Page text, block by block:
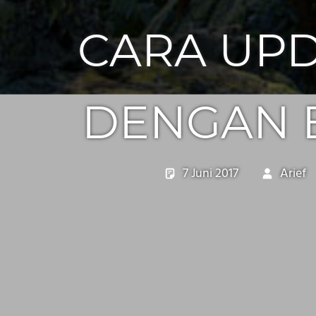
CARA
DENGAN
7 Juni 2017 Arief